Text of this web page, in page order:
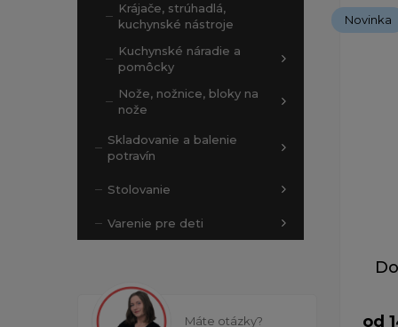
Krájače, strúhadlá,
kuchynské nástroje
Kuchynské náradie a
pomôcky
Nože, nožnice, bloky na
nože
Skladovanie a balenie
potravín
Stolovanie
Varenie pre deti
Máte otázky?
Novinka
od